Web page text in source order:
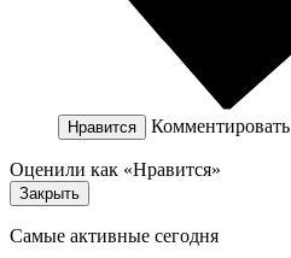
Нравится Комментировать
Оценили как «Нравится»
Закрыть
Самые активные сегодня